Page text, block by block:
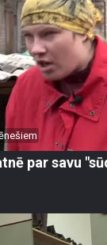
par savu